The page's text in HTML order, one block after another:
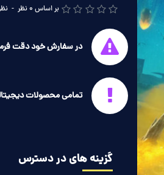
بر اساس 0 نظر -
گزینه های در دسترس
در سفارش خود دقت
تمامی محصولات